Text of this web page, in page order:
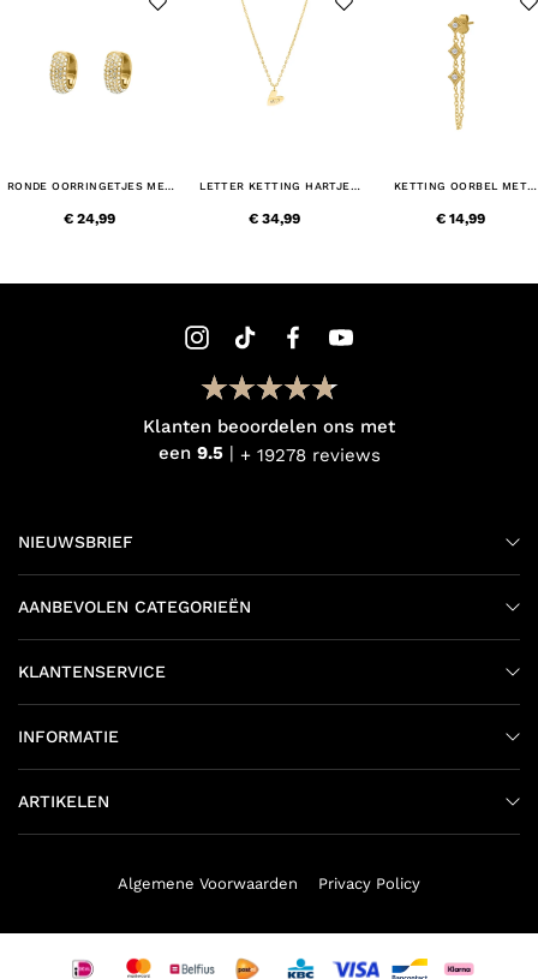
RONDE OORRINGETJES MET
€ 24,99
LETTER KETTING HARTJE
€ 34,99
KETTING OORBEL MET
€ 14,99
Klanten beoordelen ons met
een 9.5 + 19278 reviews
NIEUWSBRIEF
AANBEVOLEN CATEGORIEËN
KLANTENSERVICE
INFORMATIE
ARTIKELEN
Algemene Voorwaarden Privacy Policy